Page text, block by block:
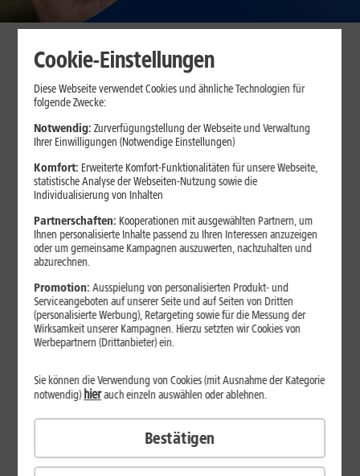
Erstklassige Handys bei 1&1
finden
Wir bieten Ihnen eine Top-Auswahl der neuesten Handys.
Überzeugen Sie sich von unserem Angebot und erhalten Sie Ihr
Handy bereits ab 0,– Euro.
Apple:
PREISSTURZ
ON TOP
INKLUSIVE
Cookie-Einstellungen
Diese Webseite verwendet Cookies und ähnliche Technologien für
folgende Zwecke:
Notwendig: Zurverfügungstellung der Webseite und Verwaltung
Ihrer Einwilligungen (Notwendige Einstellungen)
Komfort: Erweiterte Komfort-Funktionalitäten für unsere Webseite,
statistische Analyse der Webseiten-Nutzung sowie die
Individualisierung von Inhalten
Partnerschaften: Kooperationen mit ausgewählten Partnern, um
Ihnen personalisierte Inhalte passend zu Ihren Interessen anzuzeigen
oder um gemeinsame Kampagnen auszuwerten, nachzuhalten und
abzurechnen.
Promotion:Ausspielung von personalisierten Produkt- und
Serviceangeboten auf unserer Seite und auf Seiten von Dritten
(personalisierte Werbung), Retargeting sowie für die Messung der
Wirksamkeit unserer Kampagnen. Hierzu setzten wir Cookies von
Werbepartnern (Drittanbieter) ein.
Sie können die Verwendung von Cookies (mit Ausnahme der Kategorie
notwendig)hierauch einzeln auswählen oder ablehnen.
Bestätigen